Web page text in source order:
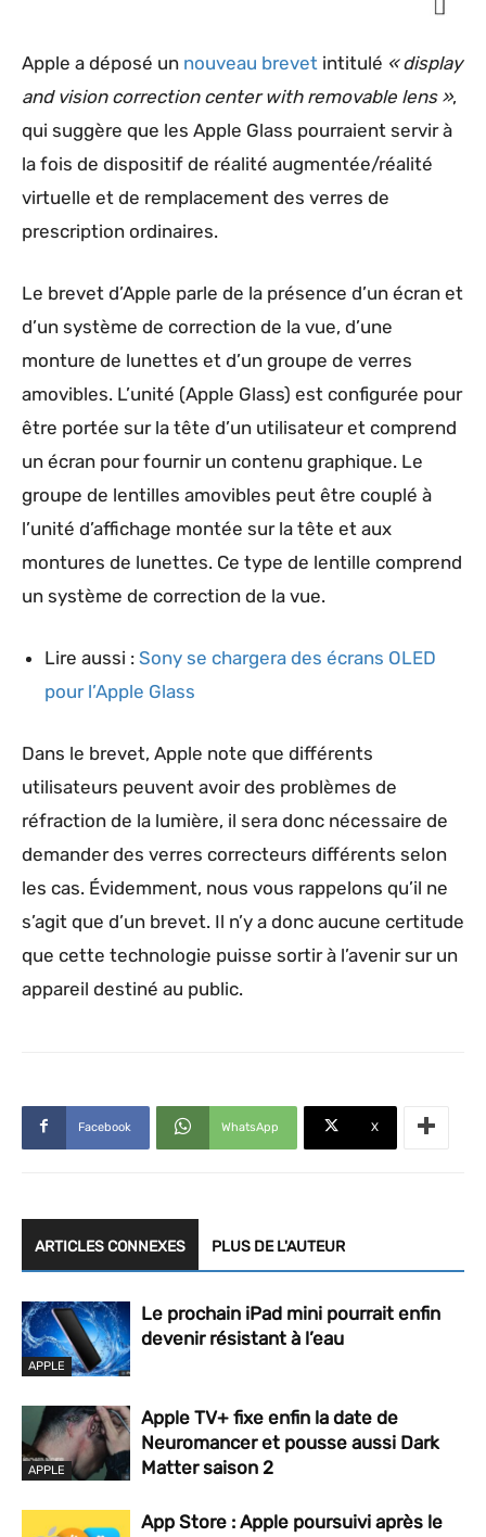
Apple a déposé un nouveau brevet intitulé « display
and vision correction center with removable lens »,
qui suggère que les Apple Glass pourraient servir à
la fois de dispositif de réalité augmentée/réalité
virtuelle et de remplacement des verres de
prescription ordinaires.
Le brevet d’Apple parle de la présence d’un écran et
d’un système de correction de la vue, d’une
monture de lunettes et d’un groupe de verres
amovibles. L’unité (Apple Glass) est configurée pour
être portée sur la tête d’un utilisateur et comprend
un écran pour fournir un contenu graphique. Le
groupe de lentilles amovibles peut être couplé à
l’unité d’affichage montée sur la tête et aux
montures de lunettes. Ce type de lentille comprend
un système de correction de la vue.
Lire aussi : Sony se chargera des écrans OLED
pour l’Apple Glass
Dans le brevet, Apple note que différents
utilisateurs peuvent avoir des problèmes de
réfraction de la lumière, il sera donc nécessaire de
demander des verres correcteurs différents selon
les cas. Évidemment, nous vous rappelons qu’il ne
s’agit que d’un brevet. Il n’y a donc aucune certitude
que cette technologie puisse sortir à l’avenir sur un
appareil destiné au public.
Facebook WhatsApp X
ARTICLES CONNEXES PLUS DE L'AUTEUR
APPLE
Le prochain iPad mini pourrait enfin
devenir résistant à l’eau
APPLE
Apple TV+ fixe enfin la date de
Neuromancer et pousse aussi Dark
Matter saison 2
App Store : Apple poursuivi après le